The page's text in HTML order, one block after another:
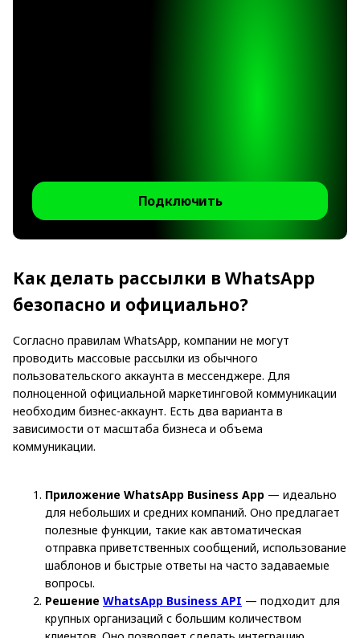
Подключить
Как делать рассылки в WhatsApp
безопасно и официально?
Согласно правилам WhatsApp, компании не могут
проводить массовые рассылки из обычного
пользовательского аккаунта в мессенджере. Для
полноценной официальной маркетинговой коммуникации
необходим бизнес-аккаунт. Есть два варианта в
зависимости от масштаба бизнеса и объема
коммуникации.
Приложение WhatsApp Business App — идеально
для небольших и средних компаний. Оно предлагает
полезные функции, такие как автоматическая
отправка приветственных сообщений, использование
шаблонов и быстрые ответы на часто задаваемые
вопросы.
Решение WhatsApp Business API — подходит для
крупных организаций с большим количеством